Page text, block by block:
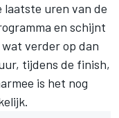
laatste uren van de
en schijnt
verder op dan
tijdens de finish,
is het nog